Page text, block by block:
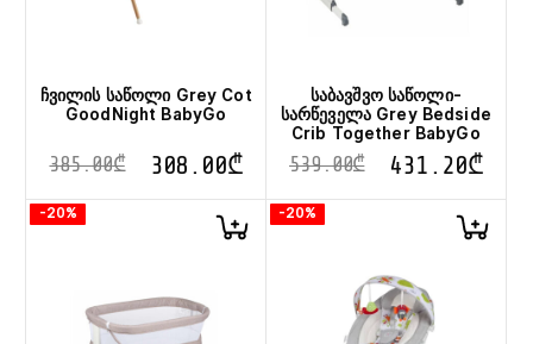
ჩვილის საწოლი Grey Cot
GoodNight BabyGo
385.00₾ 308.00₾
საბავშვო საწოლი-
სარწეველა Grey Bedside
Crib Together BabyGo
539.00₾ 431.20₾
-20% -20%